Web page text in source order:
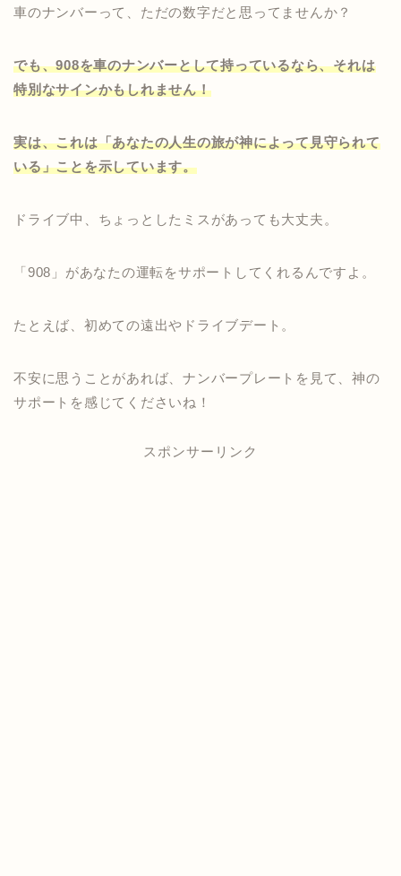
車のナンバーって、ただの数字だと思ってませんか？
でも、908を車のナンバーとして持っているなら、それは
特別なサインかもしれません！
実は、これは「あなたの人生の旅が神によって見守られて
いる」ことを示しています。
ドライブ中、ちょっとしたミスがあっても大丈夫。
「908」があなたの運転をサポートしてくれるんですよ。
たとえば、初めての遠出やドライブデート。
不安に思うことがあれば、ナンバープレートを見て、神の
サポートを感じてくださいね！
スポンサーリンク